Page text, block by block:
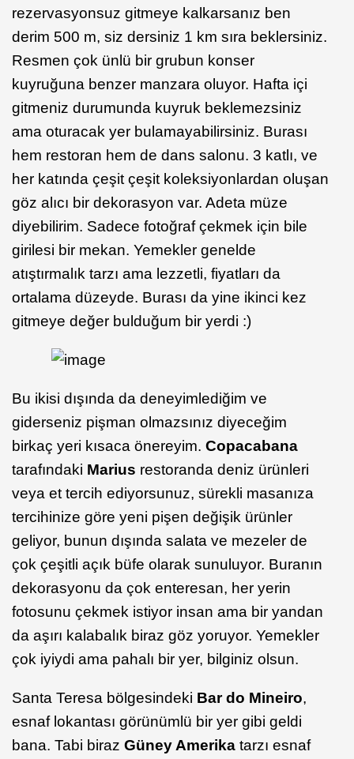
rezervasyonsuz gitmeye kalkarsanız ben
derim 500 m, siz dersiniz 1 km sıra beklersiniz.
Resmen çok ünlü bir grubun konser
kuyruğuna benzer manzara oluyor. Hafta içi
gitmeniz durumunda kuyruk beklemezsiniz
ama oturacak yer bulamayabilirsiniz. Burası
hem restoran hem de dans salonu. 3 katlı, ve
her katında çeşit çeşit koleksiyonlardan oluşan
göz alıcı bir dekorasyon var. Adeta müze
diyebilirim. Sadece fotoğraf çekmek için bile
girilesi bir mekan. Yemekler genelde
atıştırmalık tarzı ama lezzetli, fiyatları da
ortalama düzeyde. Burası da yine ikinci kez
gitmeye değer bulduğum bir yerdi :)
Bu ikisi dışında da deneyimlediğim ve
giderseniz pişman olmazsınız diyeceğim
birkaç yeri kısaca önereyim. Copacabana
tarafındaki Marius restoranda deniz ürünleri
veya et tercih ediyorsunuz, sürekli masanıza
tercihinize göre yeni pişen değişik ürünler
geliyor, bunun dışında salata ve mezeler de
çok çeşitli açık büfe olarak sunuluyor. Buranın
dekorasyonu da çok enteresan, her yerin
fotosunu çekmek istiyor insan ama bir yandan
da aşırı kalabalık biraz göz yoruyor. Yemekler
çok iyiydi ama pahalı bir yer, bilginiz olsun.
Santa Teresa bölgesindeki Bar do Mineiro,
esnaf lokantası görünümlü bir yer gibi geldi
bana. Tabi biraz Güney Amerika tarzı esnaf